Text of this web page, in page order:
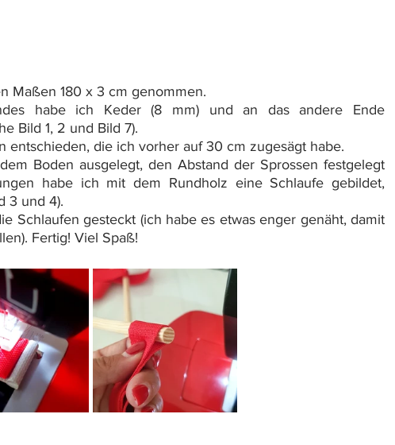
Maßen 180 x 3 cm genommen.
habe ich Keder (8 mm) und an das andere Ende
Bild 1, 2 und Bild 7).
entschieden, die ich vorher auf 30 cm zugesägt habe.
Boden ausgelegt, den Abstand der Sprossen festgelegt
habe ich mit dem Rundholz eine Schlaufe gebildet,
3 und 4).
Schlaufen gesteckt (ich habe es etwas enger genäht, damit
Fertig! Viel Spaß!